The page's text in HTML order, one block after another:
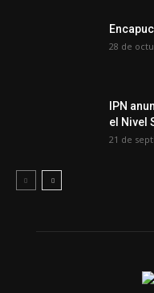
28 de
IPN
el Nivel
21 de